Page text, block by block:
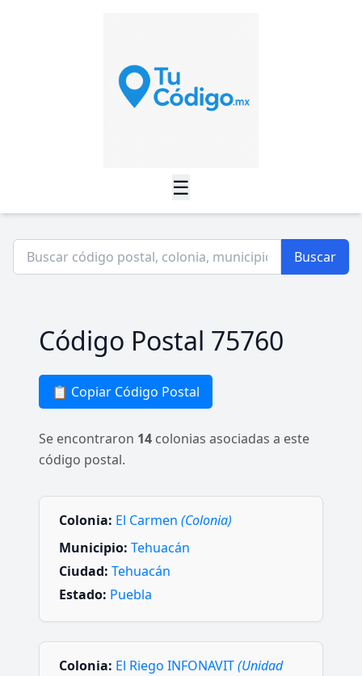
☰
Buscar
Código Postal 75760
📋 Copiar Código Postal
Se encontraron 14 colonias asociadas a este
código postal.
Colonia: El Carmen (Colonia)
Municipio: Tehuacán
Ciudad: Tehuacán
Estado: Puebla
Colonia: El Riego INFONAVIT(Unidad